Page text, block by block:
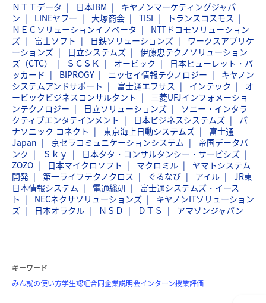
ＮＴＴデータ 日本IBM
キヤノンマーケティングジャパ
ン
LINEヤフー 大塚商会 TISI
トランスコスモス
ＮＥＣソリューションイノベータ
NTTドコモソリューション
ズ
富士ソフト 日鉄ソリューションズ
ワークスアプリケ
ーションズ
日立システムズ
伊藤忠テクノソリューション
ズ（CTC）
ＳＣＳＫ オービック
日本ヒューレット・パ
ッカード
BIPROGY ニッセイ情報テクノロジー
キヤノン
システムアンドサポート
富士通エフサス インテック
オ
ービックビジネスコンサルタント
三菱UFJインフォメーショ
ンテクノロジー
日立ソリューションズ
ソニー・インタラ
クティブエンタテインメント
日本ビジネスシステムズ
パ
ナソニック コネクト
東京海上日動システムズ
富士通
Japan
京セラコミュニケーションシステム
帝国データバ
ンク
Ｓｋｙ
日本タタ・コンサルタンシー・サービシズ
ZOZO
日本マイクロソフト マクロミル
ヤマトシステム
開発
第一ライフテクノクロス ぐるなび アイル
JR東
日本情報システム
電通総研
富士通システムズ・イース
ト
NECネクサソリューションズ
キヤノンITソリューション
ズ
日本オラクル ＮＳＤ ＤＴＳ アマゾンジャパン
キーワード
みん就の使い方学生認証合同企業説明会インターン授業評価